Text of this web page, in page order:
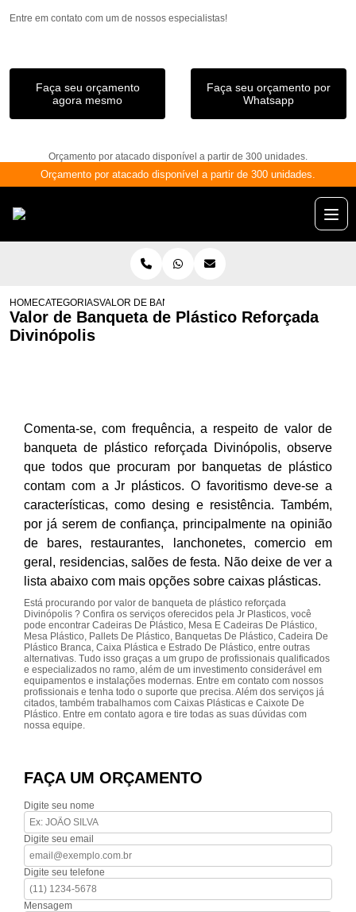
Entre em contato com um de nossos especialistas!
Faça seu orçamento
agora mesmo
Faça seu orçamento por
Whatsapp
Orçamento por atacado disponível a partir de 300 unidades.
Orçamento por atacado disponível a partir de 300 unidades.
HOMECATEGORIASVALOR DE BANQUETA DE PLÁSTICO REFORÇADA
Valor de Banqueta de Plástico Reforçada
Divinópolis
Comenta-se, com frequência, a respeito de valor de
banqueta de plástico reforçada Divinópolis, observe
que todos que procuram por banquetas de plástico
contam com a Jr plásticos. O favoritismo deve-se a
características, como desing e resistência. Também,
por já serem de confiança, principalmente na opinião
de bares, restaurantes, lanchonetes, comercio em
geral, residencias, salões de festa. Não deixe de ver a
lista abaixo com mais opções sobre caixas plásticas.
Está procurando por valor de banqueta de plástico reforçada
Divinópolis ? Confira os serviços oferecidos pela Jr Plasticos, você
pode encontrar Cadeiras De Plástico, Mesa E Cadeiras De Plástico,
Mesa Plástico, Pallets De Plástico, Banquetas De Plástico, Cadeira De
Plástico Branca, Caixa Plástica e Estrado De Plástico, entre outras
alternativas. Tudo isso graças a um grupo de profissionais qualificados
e especializados no ramo, além de um investimento considerável em
equipamentos e instalações modernas. Entre em contato com nossos
profissionais e tenha todo o suporte que precisa. Além dos serviços já
citados, também trabalhamos com Caixas Plásticas e Caixote De
Plástico. Entre em contato agora e tire todas as suas dúvidas com
nossa equipe.
FAÇA UM ORÇAMENTO
Digite seu nome
Digite seu email
Digite seu telefone
Mensagem